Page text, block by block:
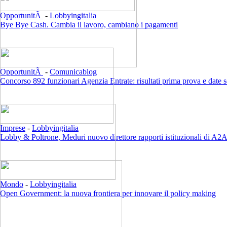
OpportunitÃ - Lobbyingitalia
Bye Bye Cash. Cambia il lavoro, cambiano i pagamenti
OpportunitÃ - Comunicablog
Concorso 892 funzionari Agenzia Entrate: risultati prima prova e date
Imprese - Lobbyingitalia
Lobby & Poltrone, Meduri nuovo direttore rapporti istituzionali di A2A
Mondo - Lobbyingitalia
Open Government: la nuova frontiera per innovare il policy making